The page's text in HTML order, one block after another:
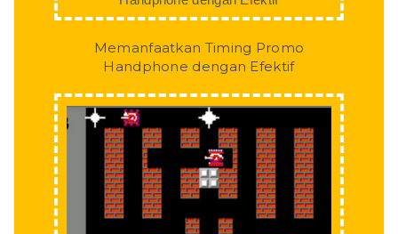
Memanfaatkan Timing Promo
Handphone dengan Efektif